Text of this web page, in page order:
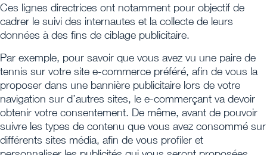
Ces lignes directrices ont notamment pour objectif de
cadrer le suivi des internautes et la collecte de leurs
données à des fins de ciblage publicitaire.
Par exemple, pour savoir que vous avez vu une paire de
tennis sur votre site e-commerce préféré, afin de vous la
proposer dans une bannière publicitaire lors de votre
navigation sur d’autres sites, le e-commerçant va devoir
obtenir votre consentement. De même, avant de pouvoir
suivre les types de contenu que vous avez consommé sur
différents sites média, afin de vous profiler et